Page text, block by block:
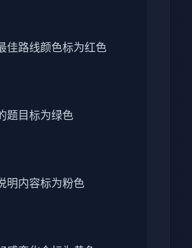
佳路线颜色标为红色
题目标为绿色
明内容标为粉色